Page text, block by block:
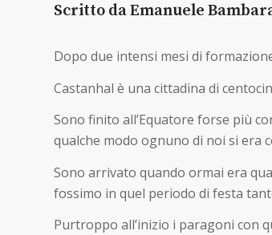
Scritto da Emanuele
Dopo due intensi mesi di
Castanhal è una cittadina di
Sono finito all’Equatore forse più
qualche modo ognuno di noi si era
Sono arrivato quando ormai era
fossimo in quel periodo di festa
Purtroppo all’inizio i paragoni con